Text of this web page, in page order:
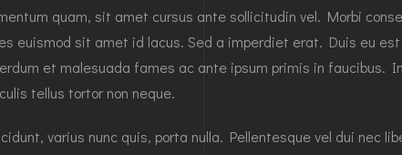
quam, sit amet cursus ante sollicitudin vel. Morbi
euismod sit amet id lacus. Sed a imperdiet erat. Duis eu
et malesuada fames ac ante ipsum primis in
tellus tortor non neque.
varius nunc quis, porta nulla. Pellentesque vel dui nec